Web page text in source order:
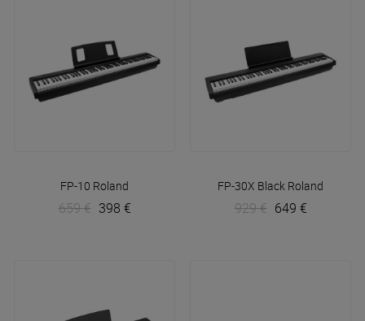
FP-10 Roland
659 € 398 €
FP-30X Black Roland
929 € 649 €